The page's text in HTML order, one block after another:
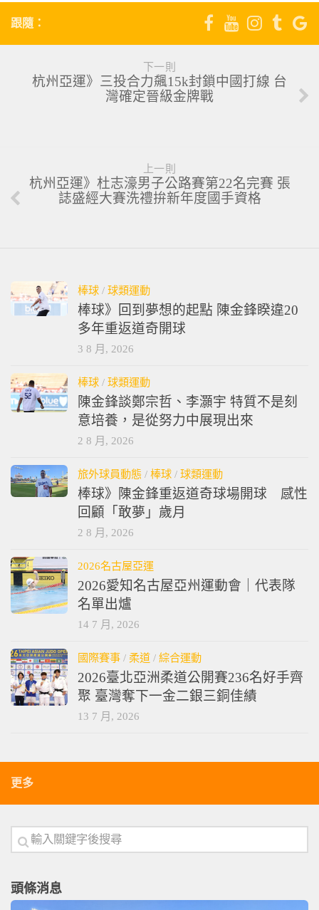
跟隨：
下一則
杭州亞運》三投合力飆15k封鎖中國打線 台
灣確定晉級金牌戰
上一則
杭州亞運》杜志濠男子公路賽第22名完賽 張
誌盛經大賽洗禮拚新年度國手資格
棒球 / 球類運動
棒球》回到夢想的起點 陳金鋒睽違20
多年重返道奇開球
3 8 月, 2026
棒球 / 球類運動
陳金鋒談鄭宗哲、李灝宇 特質不是刻
意培養，是從努力中展現出來
2 8 月, 2026
旅外球員動態 / 棒球 / 球類運動
棒球》陳金鋒重返道奇球場開球 感性
回顧「敢夢」歲月
2 8 月, 2026
2026名古屋亞運
2026愛知名古屋亞州運動會｜代表隊
名單出爐
14 7 月, 2026
國際賽事 / 柔道 / 綜合運動
2026臺北亞洲柔道公開賽236名好手齊
聚 臺灣奪下一金二銀三銅佳績
13 7 月, 2026
更多
頭條消息